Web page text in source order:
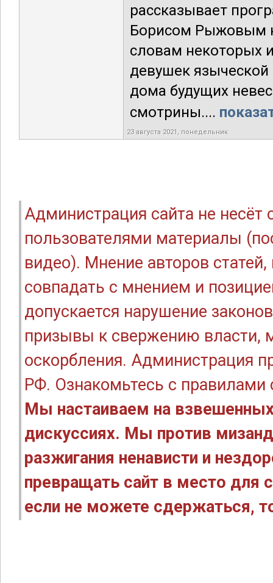
рассказывает
Борисом Рыжовым
словам некоторых
девушек языческой
дома будущих
смотрины....
23 августа 2021, понедельник
Администрация сайта не
пользователями материалы
видео). Мнение авторов
совпадать с мнением и
допускается нарушение
призывы к свержению власти,
оскорбления. Администрация
РФ. Ознакомьтесь с правилами
Мы настаиваем на
дискуссиях. Мы против
разжигания ненависти и
превращать сайт в место для
если не можете сдержаться,